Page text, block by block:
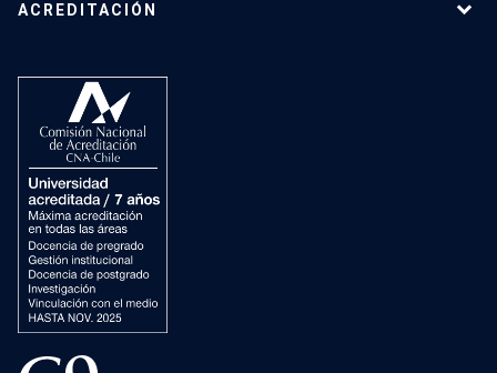
ACREDITACIÓN